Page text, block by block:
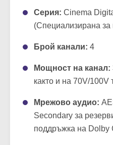
Серия: Cinema
(Специализирана
Брой канали: 4
Мощност на канал:
както и на 70V/
Мрежово аудио:
Secondary за
поддръжка на Dolby